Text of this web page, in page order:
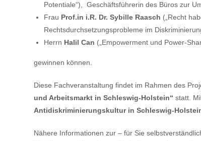
Potentiale“), Geschäftsführerin des Büros zur
Frau Prof.in i.R. Dr. Sybille Raasch („Recht
Rechtsdurchsetzungsprobleme im
Herrn Halil Can („Empowerment und Power-
gewinnen können.
Diese Fachveranstaltung findet im Rahmen des
und Arbeitsmarkt in Schleswig-Holstein“statt.
Antidiskriminierungskultur in Schleswig-
Nähere Informationen zur – für Sie